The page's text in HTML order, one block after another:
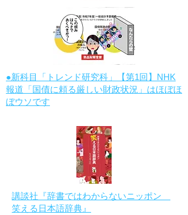
●新科目「トレンド研究科」【第1回】NHK
報道「国債に頼る厳しい財政状況」はほぼほ
ぼウソです
講談社『辞書ではわからないニッポン
笑える日本語辞典』